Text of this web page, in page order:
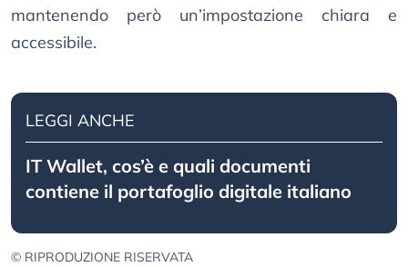
mantenendo però un’impostazione chiara e
accessibile.
LEGGI ANCHE
IT Wallet, cos’è e quali documenti
contiene il portafoglio digitale italiano
© RIPRODUZIONE RISERVATA